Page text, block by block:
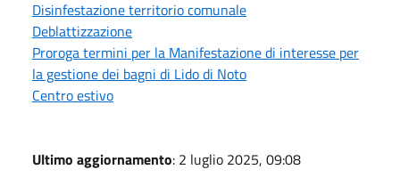
Disinfestazione territorio comunale
Deblattizzazione
Proroga termini per la Manifestazione di interesse per
la gestione dei bagni di Lido di Noto
Centro estivo
Ultimo aggiornamento: 2 luglio 2025, 09:08